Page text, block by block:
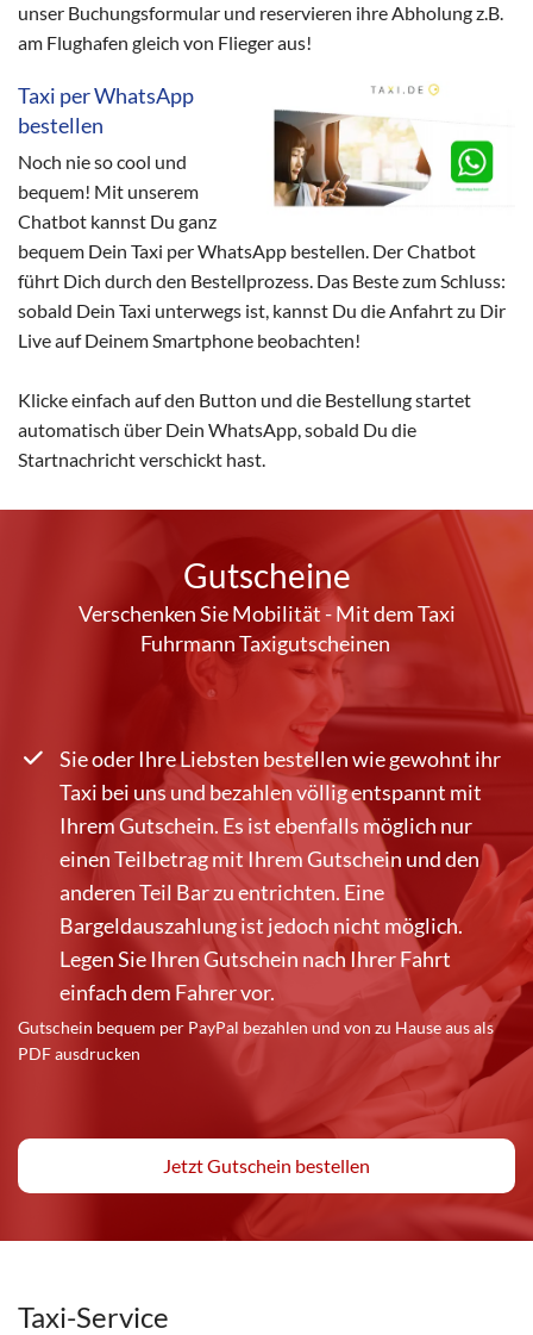
unser Buchungsformular und reservieren ihre Abholung z.B.
am Flughafen gleich von Flieger aus!
Taxi per WhatsApp
bestellen
Noch nie so cool und
bequem! Mit unserem
Chatbot kannst Du ganz
bequem Dein Taxi per WhatsApp bestellen. Der Chatbot
führt Dich durch den Bestellprozess. Das Beste zum Schluss:
sobald Dein Taxi unterwegs ist, kannst Du die Anfahrt zu Dir
Live auf Deinem Smartphone beobachten!
Klicke einfach auf den Button und die Bestellung startet
automatisch über Dein WhatsApp, sobald Du die
Startnachricht verschickt hast.
Gutscheine
Verschenken Sie Mobilität - Mit dem Taxi
Fuhrmann Taxigutscheinen
Sie oder Ihre Liebsten bestellen wie gewohnt ihr
Taxi bei uns und bezahlen völlig entspannt mit
Ihrem Gutschein. Es ist ebenfalls möglich nur
einen Teilbetrag mit Ihrem Gutschein und den
anderen Teil Bar zu entrichten. Eine
Bargeldauszahlung ist jedoch nicht möglich.
Legen Sie Ihren Gutschein nach Ihrer Fahrt
einfach dem Fahrer vor.
Gutschein bequem per PayPal bezahlen und von zu Hause aus als
PDF ausdrucken
Jetzt Gutschein bestellen
Taxi-Service